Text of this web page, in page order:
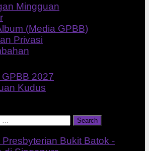
Mingguan
(Media GPBB)
Privasi
GPBB 2027
Kudus